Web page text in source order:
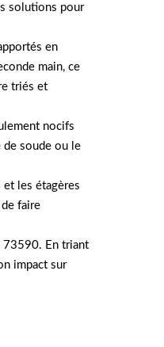
solutions pour
en
main, ce
triés et
nocifs
de soude ou le
les étagères
faire
73590. En triant
impact sur